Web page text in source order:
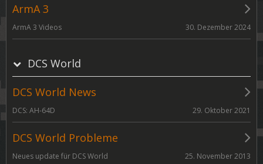
ArmA 3
ArmA 3 Videos 30. Dezember 2024
DCS World
DCS World News
DCS: AH-64D 29. Oktober 2021
DCS World Probleme
Neues update für DCS World 25. November 2013